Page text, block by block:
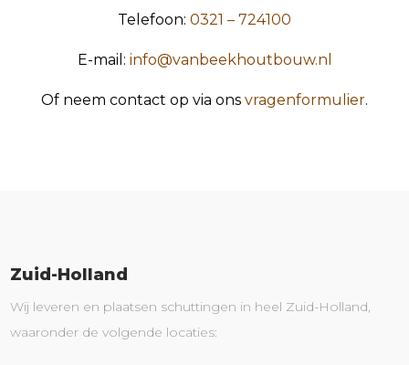
Telefoon: 0321 – 724100
E-mail: info@vanbeekhoutbouw.nl
Of neem contact op via ons vragenformulier.
Zuid-Holland
Wij leveren en plaatsen schuttingen in heel Zuid-Holland,
waaronder de volgende locaties: